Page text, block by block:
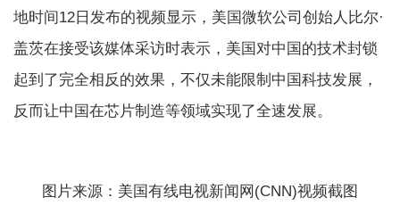
地时间12日发布的视频显示，美国微软公司创始人比尔·
盖茨在接受该媒体采访时表示，美国对中国的技术封锁
起到了完全相反的效果，不仅未能限制中国科技发展，
反而让中国在芯片制造等领域实现了全速发展。
图片来源：美国有线电视新闻网(CNN)视频截图